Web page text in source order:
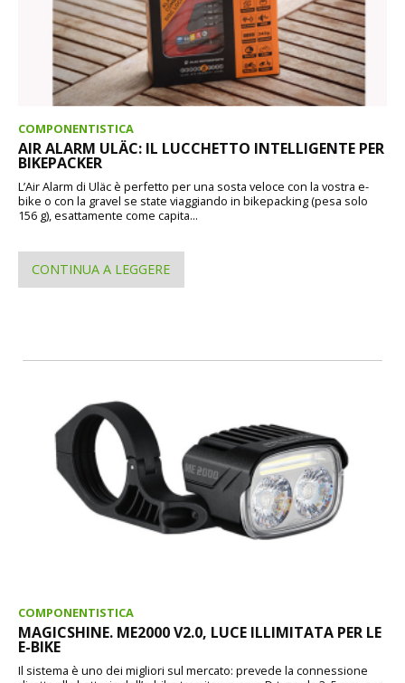
COMPONENTISTICA
AIR ALARM ULÄC: IL LUCCHETTO INTELLIGENTE PER
BIKEPACKER
L’Air Alarm di Uläc è perfetto per una sosta veloce con la vostra e-
bike o con la gravel se state viaggiando in bikepacking (pesa solo
156 g), esattamente come capita...
CONTINUA A LEGGERE
COMPONENTISTICA
MAGICSHINE. ME2000 V2.0, LUCE ILLIMITATA PER LE
E-BIKE
Il sistema è uno dei migliori sul mercato: prevede la connessione